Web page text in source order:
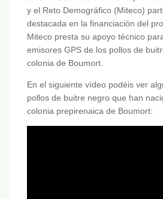
y el Reto Demográfico (Miteco)
destacada en la financiación del
Miteco presta su apoyo técnico
emisores GPS de los pollos de
colonia de Boumort.
En el siguiente vídeo podéis ver
pollos de buitre negro que han
colonia prepirenaica de Boumort: